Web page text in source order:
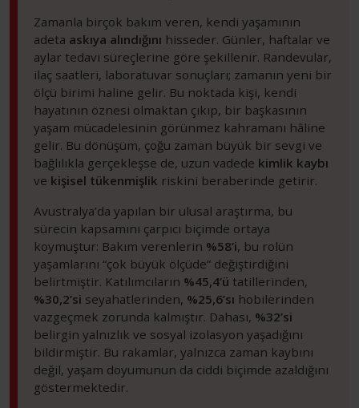
Zamanla birçok bakım veren, kendi yaşamının
adeta askıya alındığını hisseder. Günler, haftalar ve
aylar tedavi süreçlerine göre şekillenir. Randevular,
ilaç saatleri, laboratuvar sonuçları; zamanın yeni bir
ölçü birimi haline gelir. Bu noktada kişi, kendi
hayatının öznesi olmaktan çıkıp, bir başkasının
yaşam mücadelesinin görünmez kahramanı hâline
gelir. Bu dönüşüm, çoğu zaman büyük bir sevgi ve
bağlılıkla gerçekleşse de, uzun vadede kimlik kaybı
ve kişisel tükenmişlik riskini beraberinde getirir.
Avustralya’da yapılan bir ulusal araştırma, bu
sürecin kapsamını çarpıcı biçimde ortaya
koymuştur: Bakım verenlerin %58’i, bu rolün
yaşamlarını “çok büyük ölçüde” değiştirdiğini
belirtmiştir. Katılımcıların %45,4’ü tatillerinden,
%30,2’si seyahatlerinden, %25,6’sı hobilerinden
vazgeçmek zorunda kalmıştır. Dahası, %32’si
belirgin yalnızlık ve sosyal izolasyon yaşadığını
bildirmiştir. Bu rakamlar, yalnızca zaman kaybını
değil, yaşam doyumunun da ciddi biçimde azaldığını
göstermektedir.